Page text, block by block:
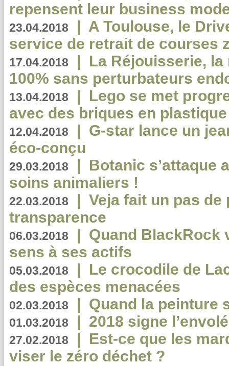
repensent leur business
23.04.2018 | A Toulouse, le
service de retrait de courses
17.04.2018 | La Réjouisserie,
100% sans perturbateurs
13.04.2018 | Lego se met
avec des briques en
12.04.2018 | G-star lance un
éco-conçu
29.03.2018 | Botanic s’attaque
soins animaliers !
22.03.2018 | Veja fait un pas de
transparence
06.03.2018 | Quand BlackRock
sens à ses actifs
05.03.2018 | Le crocodile de
des espèces menacées
02.03.2018 | Quand la peinture
01.03.2018 | 2018 signe
27.02.2018 | Est-ce que les
viser le zéro déchet ?